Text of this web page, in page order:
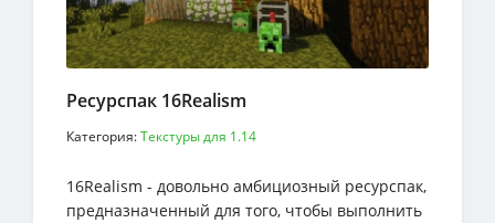
Ресурспак 16Realism
Категория:Текстуры для 1.14
16Realism - довольно амбициозный ресурспак,
предназначенный для того, чтобы выполнить